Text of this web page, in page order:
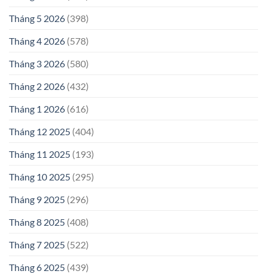
Tháng 5 2026 (398)
Tháng 4 2026 (578)
Tháng 3 2026 (580)
Tháng 2 2026 (432)
Tháng 1 2026 (616)
Tháng 12 2025 (404)
Tháng 11 2025 (193)
Tháng 10 2025 (295)
Tháng 9 2025 (296)
Tháng 8 2025 (408)
Tháng 7 2025 (522)
Tháng 6 2025 (439)